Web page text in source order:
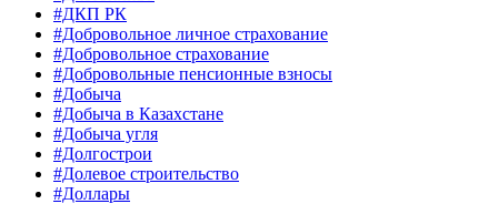
#ДКП РК
#Добровольное личное страхование
#Добровольное страхование
#Добровольные пенсионные взносы
#Добыча
#Добыча в Казахстане
#Добыча угля
#Долгострои
#Долевое строительство
#Доллары